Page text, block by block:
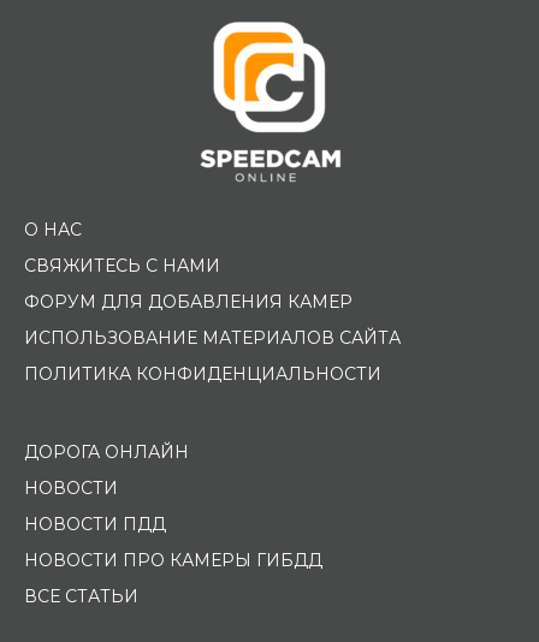
О НАС
СВЯЖИТЕСЬ С НАМИ
ФОРУМ ДЛЯ ДОБАВЛЕНИЯ КАМЕР
ИСПОЛЬЗОВАНИЕ МАТЕРИАЛОВ САЙТА
ПОЛИТИКА КОНФИДЕНЦИАЛЬНОСТИ
ДОРОГА ОНЛАЙН
НОВОСТИ
НОВОСТИ ПДД
НОВОСТИ ПРО КАМЕРЫ ГИБДД
ВСЕ СТАТЬИ